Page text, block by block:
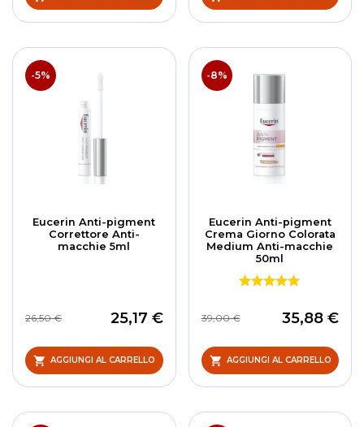
-5%
Eucerin Anti-pigment
Correttore Anti-
macchie 5ml
25,17 €
26,50 €
AGGIUNGI AL CARRELLO
-8%
Eucerin Anti-pigment
Crema Giorno Colorata
Medium Anti-macchie
50ml
35,88 €
39,00 €
AGGIUNGI AL CARRELLO